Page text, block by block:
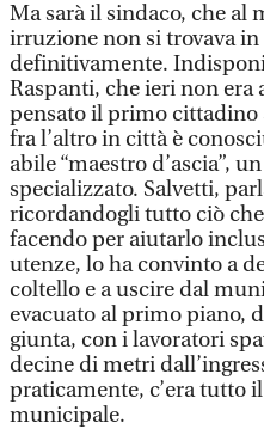
Ma sarà il sindaco, che al
irruzione non si trovava
definitivamente.
Raspanti, che ieri non era
pensato il primo cittadino
fra l’altro in città è
abile “maestro d’ascia”,
specializzato. Salvetti,
ricordandogli tutto ciò
facendo per aiutarlo
utenze, lo ha convinto a
coltello e a uscire dal
evacuato al primo piano,
giunta, con i lavoratori
decine di metri
praticamente, c’era tutto
municipale.